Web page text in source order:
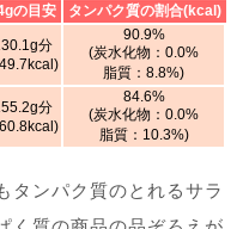
の目安 タンパク質の割合(kcal)
分
90.9%
(炭水化物：0.0%
脂質：8.8%)
分
84.6%
(炭水化物：0.0%
脂質：10.3%)
タンパク質のとれるサラ